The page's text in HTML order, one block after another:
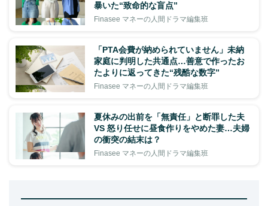
暴いた“致命的な盲点”
Finasee マネーの人間ドラマ編集班
「PTA会費が納められていません」未納
家庭に判明した共通点…善意で作ったお
たよりに返ってきた“残酷な数字”
Finasee マネーの人間ドラマ編集班
夏休みの出前を「無責任」と断罪した夫
VS 怒り任せに昼食作りをやめた妻…夫婦
の衝突の結末は？
Finasee マネーの人間ドラマ編集班